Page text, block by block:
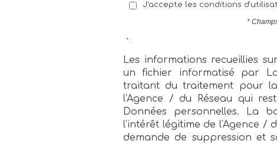
J'accepte les conditions
*
* :
Les informations recueillies
un fichier informatisé par
traitant du traitement pour
l'Agence / du Réseau qui
Données personnelles. La
l'intérêt légitime de l'Agence /
demande de suppression et